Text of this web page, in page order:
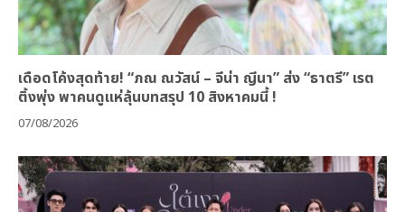
เดือดโค้งสุดท้าย! “ภณ ณวัสน์ – จีน่า ญีนา” ส่ง “ธาตรี” เรต
ติ้งพุ่ง พาคนดูแห่ลุ้นบทสรุป 10 สิงหาคมนี้ !
07/08/2026